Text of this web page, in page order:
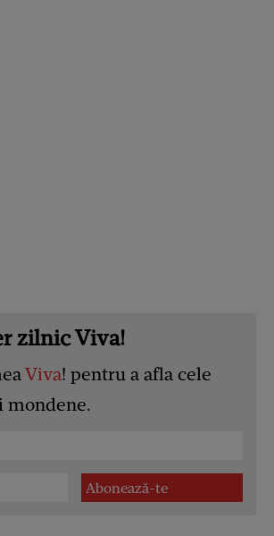
zilnic Viva!
Viva! pentru a afla cele
mondene.